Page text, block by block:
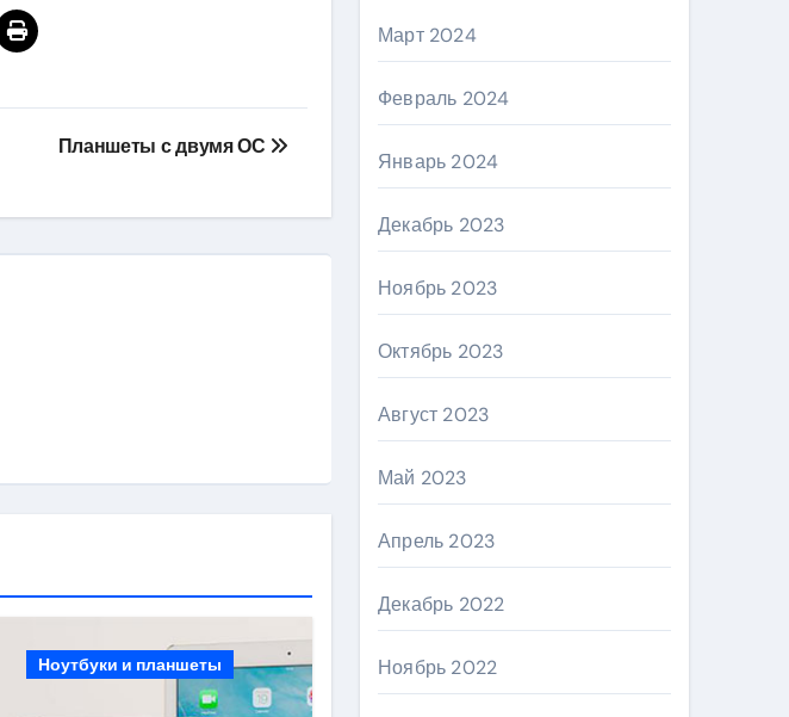
Планшеты с двумя ОС
Ноутбуки и планшеты
Март 2024
Февраль 2024
Январь 2024
Декабрь 2023
Ноябрь 2023
Октябрь 2023
Август 2023
Май 2023
Апрель 2023
Декабрь 2022
Ноябрь 2022